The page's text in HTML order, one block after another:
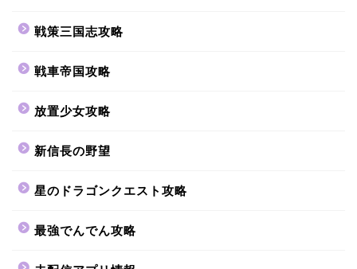
戦策三国志攻略
戦車帝国攻略
放置少女攻略
新信長の野望
星のドラゴンクエスト攻略
最強でんでん攻略